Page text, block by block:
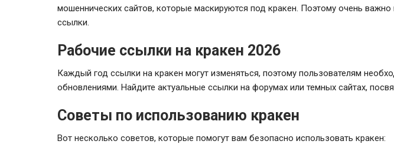
мошеннических сайтов, которые маскируются под кракен. Поэтому очень
ссылки.
Рабочие ссылки на кракен 2026
Каждый год ссылки на кракен могут изменяться, поэтому пользователям
обновлениями. Найдите актуальные ссылки на форумах или темных сайтах,
Советы по использованию кракен
Вот несколько советов, которые помогут вам безопасно использовать кракен: